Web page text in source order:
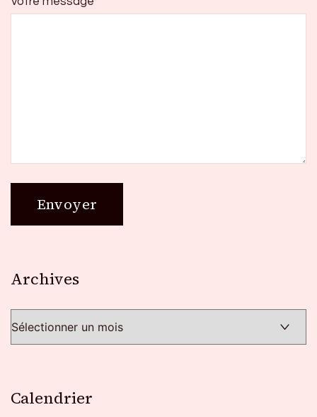
Archives
Calendrier